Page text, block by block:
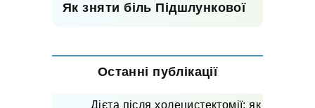
Як зняти біль Підшлункової
Останні публікації
Дієта після холецистектомії: як